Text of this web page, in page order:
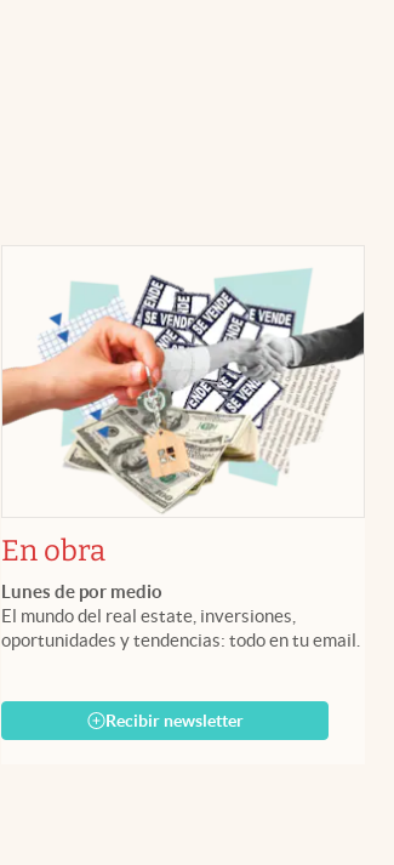
En obra
Lunes de por medio
El mundo del real estate, inversiones,
oportunidades y tendencias: todo en tu email.
Recibir newsletter